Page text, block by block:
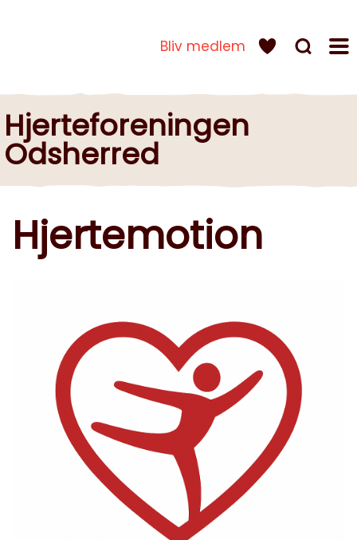
Bliv medlem
Hjerteforeningen
Odsherred
Hjertemotion